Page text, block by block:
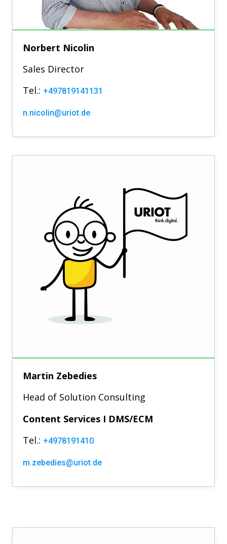
Norbert Nicolin
Sales Director
Tel.: +497819141131
n.nicolin@uriot.de
Martin Zebedies
Head of Solution Consulting
Content Services I DMS/ECM
Tel.: +4978191410
m.zebedies@uriot.de